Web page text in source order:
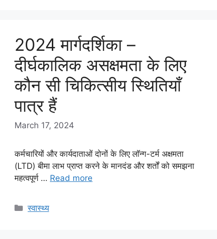
2024 मार्गदर्शिका –
दीर्घकालिक असक्षमता के लिए
कौन सी चिकित्सीय स्थितियाँ
पात्र हैं
March 17, 2024
कर्मचारियों और कार्यदाताओं दोनों के लिए लॉन्ग-टर्म अक्षमता
(LTD) बीमा लाभ प्राप्त करने के मानदंड और शर्तों को समझना
महत्वपूर्ण … Read more
Categories
स्वास्थ्य